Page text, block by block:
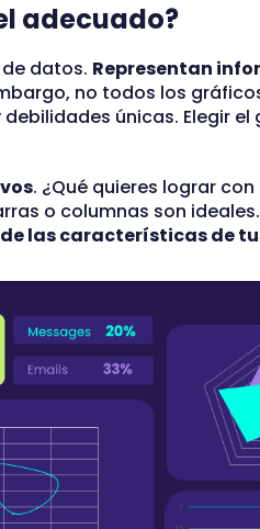
adecuado?
datos. Representan
no todos los
únicas. Elegir
. ¿Qué quieres lograr
o columnas son
las características de